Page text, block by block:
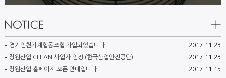
경기인천기계협동조합 가입되었습니다.
2017-11-23
장원산업 CLEAN 사업자 인정 (한국산업안전공단)
2017-11-23
장원산업 홈페이지 오픈 안내입니다.
2017-11-15